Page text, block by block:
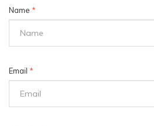
Name *
Email *